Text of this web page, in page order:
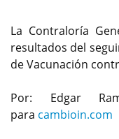
La Contraloría
resultados del
de Vacunación
Por: Edgar
para cambioin.com